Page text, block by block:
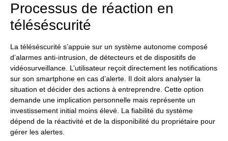
Processus de réaction en
téléséscurité
La téléséscurité s’appuie sur un système autonome composé
d’alarmes anti-intrusion, de détecteurs et de dispositifs de
vidéosurveillance. L’utilisateur reçoit directement les notifications
sur son smartphone en cas d’alerte. Il doit alors analyser la
situation et décider des actions à entreprendre. Cette option
demande une implication personnelle mais représente un
investissement initial moins élevé. La fiabilité du système
dépend de la réactivité et de la disponibilité du propriétaire pour
gérer les alertes.